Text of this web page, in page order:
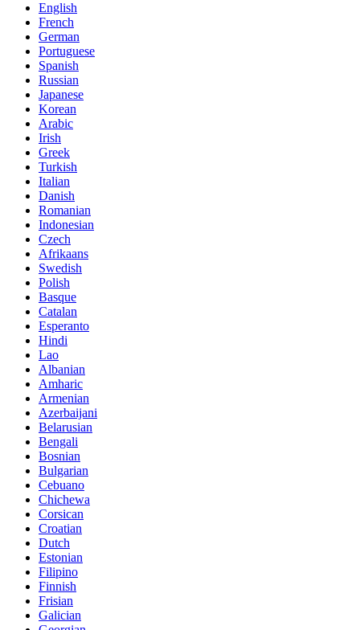
English
French
German
Portuguese
Spanish
Russian
Japanese
Korean
Arabic
Irish
Greek
Turkish
Italian
Danish
Romanian
Indonesian
Czech
Afrikaans
Swedish
Polish
Basque
Catalan
Esperanto
Hindi
Lao
Albanian
Amharic
Armenian
Azerbaijani
Belarusian
Bengali
Bosnian
Bulgarian
Cebuano
Chichewa
Corsican
Croatian
Dutch
Estonian
Filipino
Finnish
Frisian
Galician